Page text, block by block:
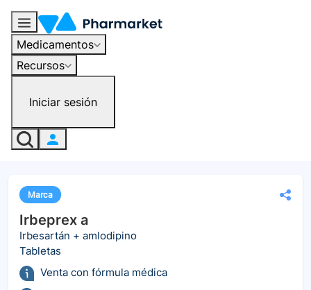
Medicamentos
Recursos
Iniciar sesión
Marca
Irbeprex a
Irbesartán + amlodipino
Tabletas
Venta con fórmula médica